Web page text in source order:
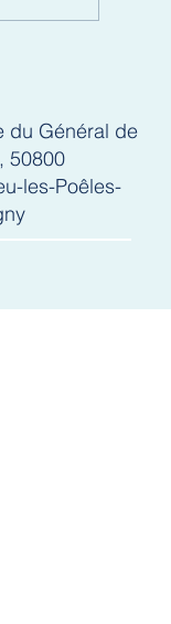
du Général de
50800
les-Poêles-